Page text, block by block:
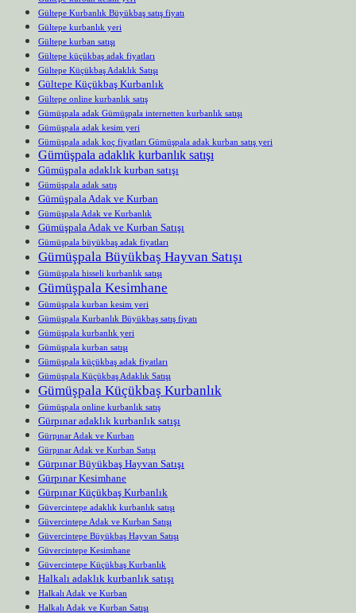
Gültepe Kurbanlık Büyükbaş satış fiyatı
Gültepe kurbanlık yeri
Gültepe kurban satışı
Gültepe küçükbaş adak fiyatları
Gültepe Küçükbaş Adaklık Satışı
Gültepe Küçükbaş Kurbanlık
Gültepe online kurbanlık satış
Gümüşpala adak Gümüşpala internetten kurbanlık satışı
Gümüşpala adak kesim yeri
Gümüşpala adak koç fiyatları Gümüşpala adak kurban satış yeri
Gümüşpala adaklık kurbanlık satışı
Gümüşpala adaklık kurban satışı
Gümüşpala adak satış
Gümüşpala Adak ve Kurban
Gümüşpala Adak ve Kurbanlık
Gümüşpala Adak ve Kurban Satışı
Gümüşpala büyükbaş adak fiyatları
Gümüşpala Büyükbaş Hayvan Satışı
Gümüşpala hisseli kurbanlık satışı
Gümüşpala Kesimhane
Gümüşpala kurban kesim yeri
Gümüşpala Kurbanlık Büyükbaş satış fiyatı
Gümüşpala kurbanlık yeri
Gümüşpala kurban satışı
Gümüşpala küçükbaş adak fiyatları
Gümüşpala Küçükbaş Adaklık Satışı
Gümüşpala Küçükbaş Kurbanlık
Gümüşpala online kurbanlık satış
Gürpınar adaklık kurbanlık satışı
Gürpınar Adak ve Kurban
Gürpınar Adak ve Kurban Satışı
Gürpınar Büyükbaş Hayvan Satışı
Gürpınar Kesimhane
Gürpınar Küçükbaş Kurbanlık
Güvercintepe adaklık kurbanlık satışı
Güvercintepe Adak ve Kurban Satışı
Güvercintepe Büyükbaş Hayvan Satışı
Güvercintepe Kesimhane
Güvercintepe Küçükbaş Kurbanlık
Halkalı adaklık kurbanlık satışı
Halkalı Adak ve Kurban
Halkalı Adak ve Kurban Satışı